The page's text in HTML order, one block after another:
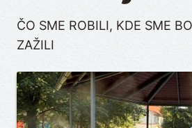
ČO SME ROBILI, KDE SME
ZAŽILI